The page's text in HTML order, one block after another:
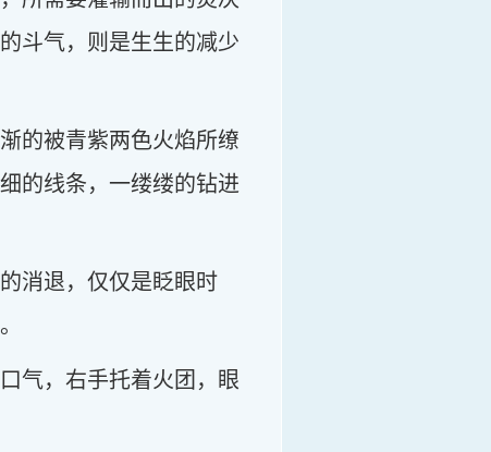
斗气，则是生生的减少
的被青紫两色火焰所缭
的线条，一缕缕的钻进
消退，仅仅是眨眼时
气，右手托着火团，眼